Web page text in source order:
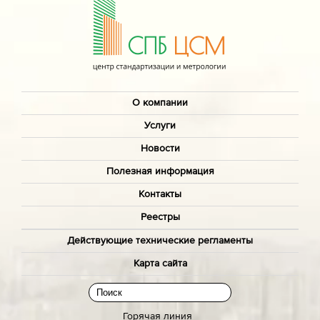
О компании
Услуги
Новости
Полезная информация
Контакты
Реестры
Действующие технические регламенты
Карта сайта
Горячая линия